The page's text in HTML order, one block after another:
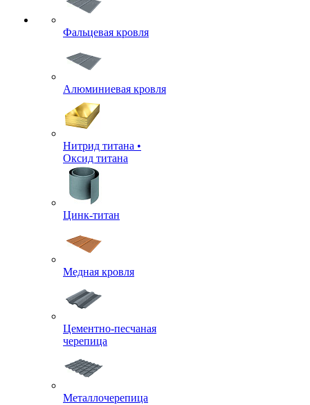
Фальцевая кровля
Алюминиевая кровля
Нитрид титана •
Оксид титана
Цинк-титан
Медная кровля
Цементно-песчаная
черепица
Металлочерепица